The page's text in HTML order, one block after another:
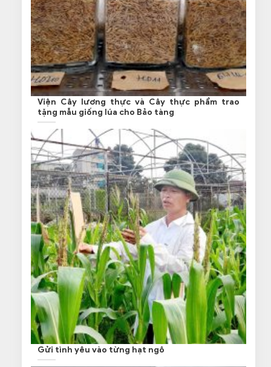
Viện Cây lương thực và Cây thực phẩm trao
tặng mẫu giống lúa cho Bảo tàng
Gửi tình yêu vào từng hạt ngô